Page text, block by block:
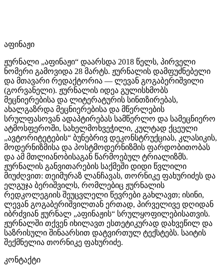
აფინაჟი
ჟურნალი „აფინაჟი“ დაარსდა 2018 წელს, პირველი
ნომერი გამოვიდა 28 მარტს. ჟურნალის დამფუძნებელი
და მთავარი რედაქტორია — ლევან გოგაბერიშვილი
(გორვანელი). ჟურნალის იდეა გულისხმობს
მეცნიერებისა და ლიტერატურის სინთზირებას,
ახალგაზრდა მეცნიერებისა და მწერლების
სრულფასოვან ადაპტირებას სამწერლო და სამეცნიერო
ატმოსფეროში, სახელმოხვეჭილი, კულტად ქცეული
„ავტორიტეტების“ ბუნებრივ დეკონსტრუქციას, კლასიკის,
მოდერნიზმისა და პოსტმოდერნიზმის ფარდობითობას
და ამ მთლიანობისაგან წარმოებულ ტრიალიზმს.
ჟურნალის განვითარების საქმეში დიდი წვლილი
მიუძღვით: თეიმურაზ ლანჩავას, თორნიკე ფახურიძეს და
ელგუჯა ბერიშვილს, რომლებიც ჟურნალის
რედკოლეგიის შეუცვლელი წევრები გახლავთ; ისინი,
ლევან გოგაბერიშვილთან ერთად, პირველივე დღიდან
იბრძვიან ჟურნალ „აფინაჟის“ სრულყოფილებისათვის.
ჟურნალში თქვენ იხილავთ ესთეტიკურად დახვეწილ და
საზრისული შინაარსით დატვირთულ ტექსტებს. საიტის
შექმნელია თორნიკე ფახურიძე.
კონტაქტი